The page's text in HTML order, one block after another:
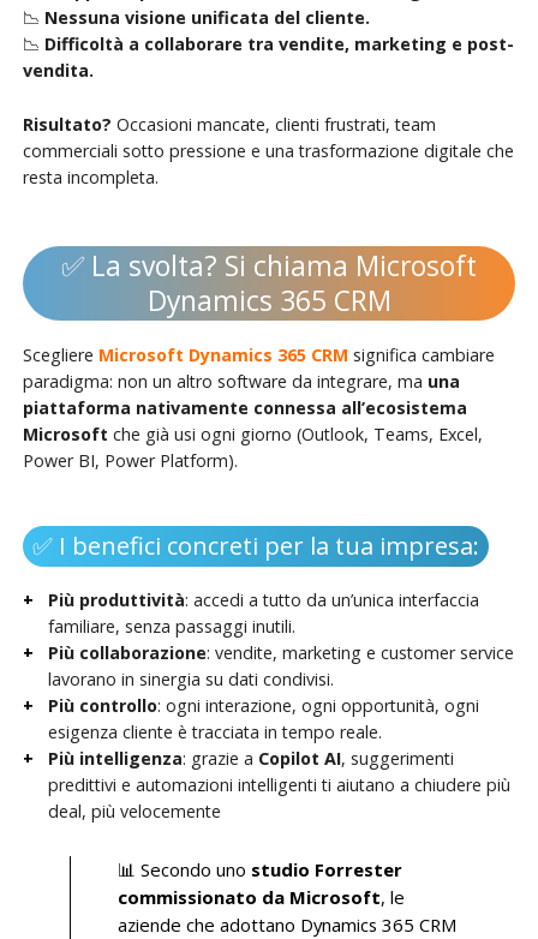
📉 Nessuna visione unificata del cliente.
📉 Difficoltà a collaborare tra vendite, marketing e post-
vendita.
Risultato? Occasioni mancate, clienti frustrati, team
commerciali sotto pressione e una trasformazione digitale che
resta incompleta.
✅ La svolta? Si chiama Microsoft
Dynamics 365 CRM
Scegliere Microsoft Dynamics 365 CRM significa cambiare
paradigma: non un altro software da integrare, ma una
piattaforma nativamente connessa all’ecosistema
Microsoft che già usi ogni giorno (Outlook, Teams, Excel,
Power BI, Power Platform).
✅ I benefici concreti per la tua impresa:
Più produttività: accedi a tutto da un’unica interfaccia
familiare, senza passaggi inutili.
Più collaborazione: vendite, marketing e customer service
lavorano in sinergia su dati condivisi.
Più controllo: ogni interazione, ogni opportunità, ogni
esigenza cliente è tracciata in tempo reale.
Più intelligenza: grazie a Copilot AI, suggerimenti
predittivi e automazioni intelligenti ti aiutano a chiudere più
deal, più velocemente
📊 Secondo uno studio Forrester
commissionato da Microsoft, le
aziende che adottano Dynamics 365 CRM